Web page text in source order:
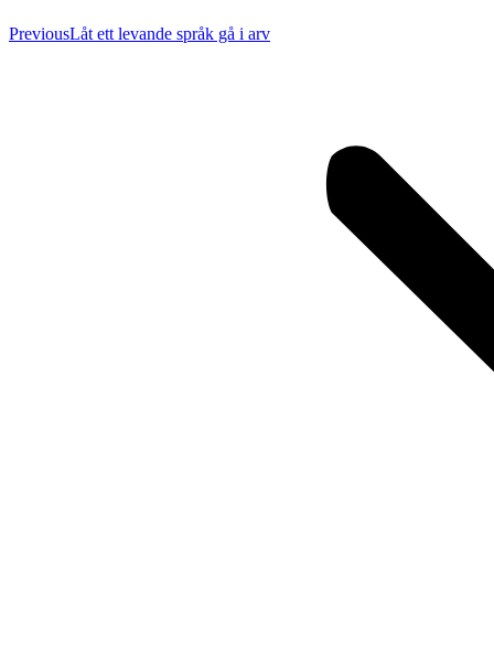
PreviousPrevious
Låt ett levande språk gå i arv